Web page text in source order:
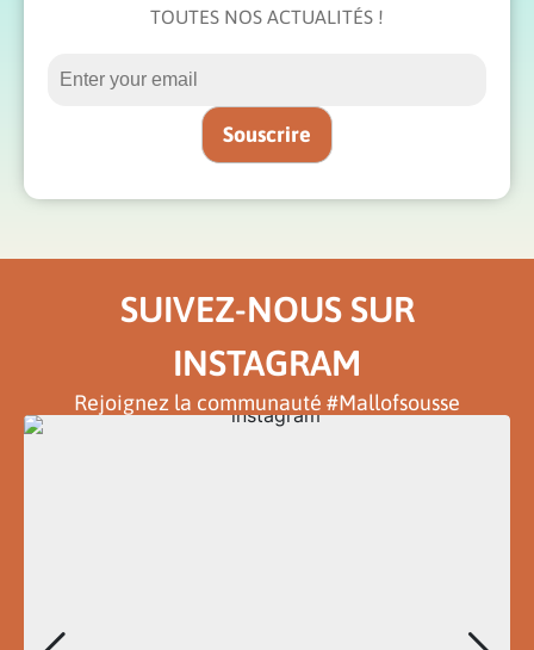
TOUTES NOS ACTUALITÉS !
SUIVEZ-NOUS SUR
INSTAGRAM
Rejoignez la communauté #Mallofsousse